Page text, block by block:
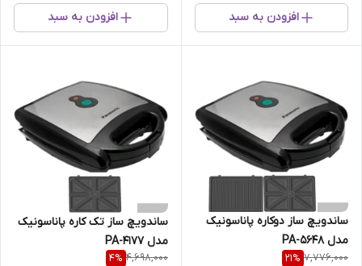
افزودن به سبد افزودن به سبد
ساندویچ ساز دوکاره پاناسونیک
مدل PA-5648
7,776,000
21%
ساندویچ ساز تک کاره پاناسونیک
مدل PA-4177
4,698,000
4%